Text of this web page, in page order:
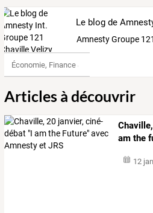
Amnesty Groupe
Économie, Finance & Droit
Articles à découvrir
am the
12